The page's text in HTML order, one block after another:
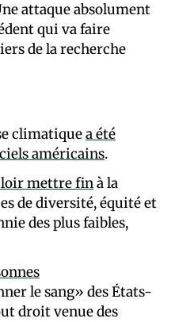
attaque absolument
qui va faire
de la recherche
climatiquea été
américains.
mettre finà la
de diversité, équité et
des plus faibles,
le sang» des États-
droit venue des